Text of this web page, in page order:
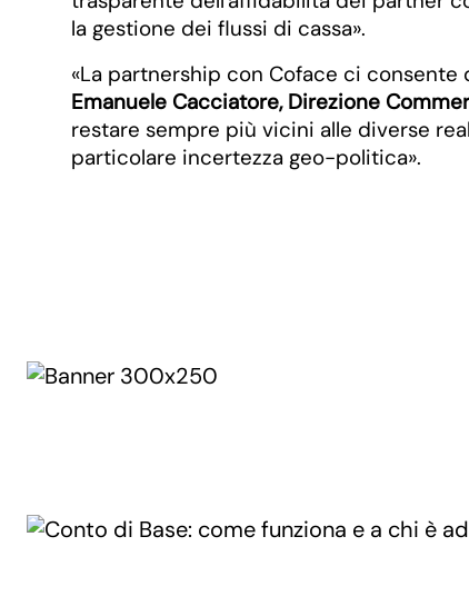
la gestione dei flussi di cassa».
«La partnership con Coface ci
Emanuele Cacciatore, Direzione
restare sempre più vicini alle diverse
particolare incertezza geo-politica».